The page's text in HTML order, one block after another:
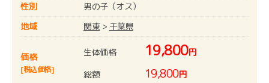
性別
男の子（オス）
地域
関東> 千葉県
価格
[税込価格]
生体価格 19,800円
総額
19,800円